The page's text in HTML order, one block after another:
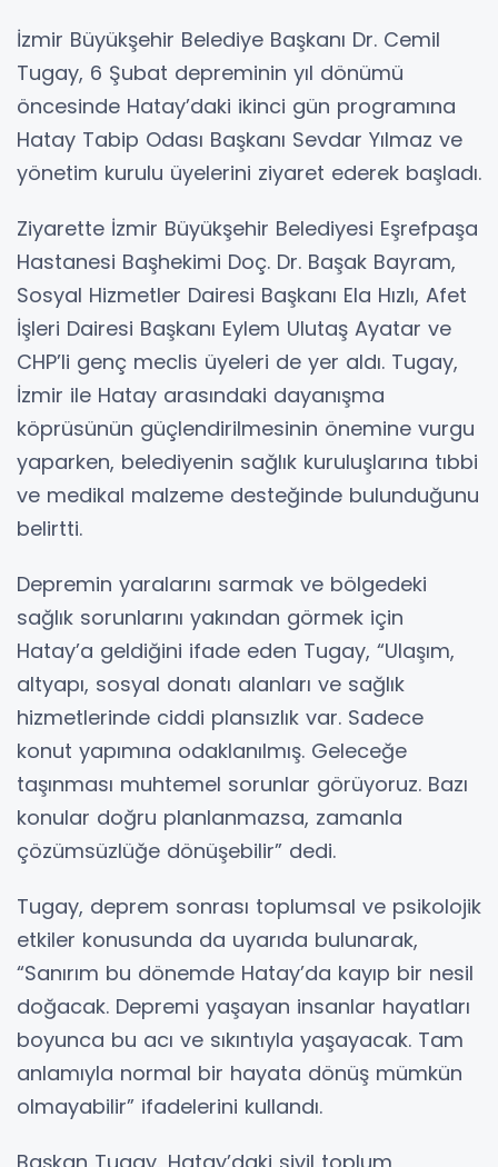
İzmir Büyükşehir Belediye Başkanı Dr. Cemil
Tugay, 6 Şubat depreminin yıl dönümü
öncesinde Hatay’daki ikinci gün programına
Hatay Tabip Odası Başkanı Sevdar Yılmaz ve
yönetim kurulu üyelerini ziyaret ederek başladı.
Ziyarette İzmir Büyükşehir Belediyesi Eşrefpaşa
Hastanesi Başhekimi Doç. Dr. Başak Bayram,
Sosyal Hizmetler Dairesi Başkanı Ela Hızlı, Afet
İşleri Dairesi Başkanı Eylem Ulutaş Ayatar ve
CHP’li genç meclis üyeleri de yer aldı. Tugay,
İzmir ile Hatay arasındaki dayanışma
köprüsünün güçlendirilmesinin önemine vurgu
yaparken, belediyenin sağlık kuruluşlarına tıbbi
ve medikal malzeme desteğinde bulunduğunu
belirtti.
Depremin yaralarını sarmak ve bölgedeki
sağlık sorunlarını yakından görmek için
Hatay’a geldiğini ifade eden Tugay, “Ulaşım,
altyapı, sosyal donatı alanları ve sağlık
hizmetlerinde ciddi plansızlık var. Sadece
konut yapımına odaklanılmış. Geleceğe
taşınması muhtemel sorunlar görüyoruz. Bazı
konular doğru planlanmazsa, zamanla
çözümsüzlüğe dönüşebilir” dedi.
Tugay, deprem sonrası toplumsal ve psikolojik
etkiler konusunda da uyarıda bulunarak,
“Sanırım bu dönemde Hatay’da kayıp bir nesil
doğacak. Depremi yaşayan insanlar hayatları
boyunca bu acı ve sıkıntıyla yaşayacak. Tam
anlamıyla normal bir hayata dönüş mümkün
olmayabilir” ifadelerini kullandı.